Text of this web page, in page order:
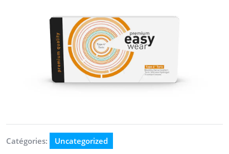
Catégories: Uncategorized